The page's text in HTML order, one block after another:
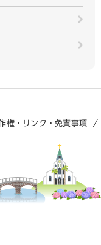
権・リンク・免責事項